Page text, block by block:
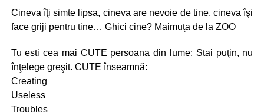
Cineva îţi simte lipsa, cineva are nevoie de tine, cineva îşi
face griji pentru tine… Ghici cine? Maimuţa de la ZOO
Tu esti cea mai CUTE persoana din lume: Stai puţin, nu
înţelege greşit. CUTE înseamnă:
Creating
Useless
Troubles